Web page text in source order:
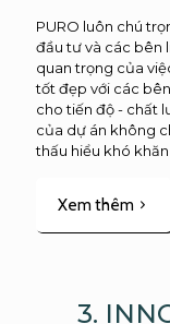
PURO luôn chú
đầu tư và các bên
quan trọng của
tốt đẹp với các
cho tiến độ - chất
của dự án không
thấu hiểu khó
Xem thêm
3.